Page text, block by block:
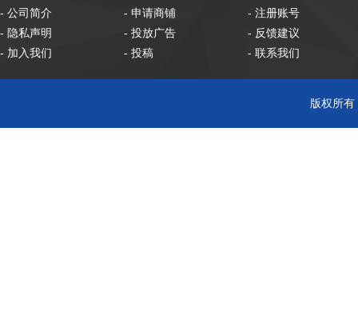
- 公司简介
- 隐私声明
- 加入我们
- 申请商铺
- 投放广告
- 投稿
- 注册账号
- 反馈建议
- 联系我们
版权所